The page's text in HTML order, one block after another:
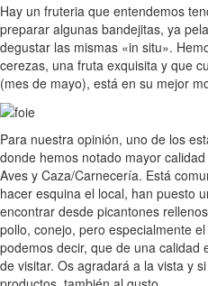
Hay un fruteria que entendemos
preparar algunas bandejitas, ya
degustar las mismas «in situ».
cerezas, una fruta exquisita y que
(mes de mayo), está en su mejor
Para nuestra opinión, uno de los
donde hemos notado mayor
Aves y Caza/Carnecería. Está
hacer esquina el local, han puesto
encontrar desde picantones
pollo, conejo, pero especialmente
podemos decir, que de una calidad
de visitar. Os agradará a la vista y